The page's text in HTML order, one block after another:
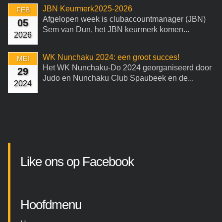
FEB
05
2026
JBN Keurmerk2025-2026
Afgelopen week is clubaccountmanager (JBN)
Sem van Dun, het JBN keurmerk komen...
MEI
29
2024
WK Nunchaku 2024: een groot succes!
Het WK Nunchaku-Do 2024 georganiseerd door
Judo en Nunchaku Club Spaubeek en de...
Like ons op Facebook
Hoofdmenu